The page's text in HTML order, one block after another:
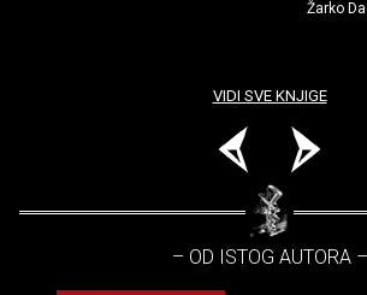
Žarko
VIDI SVE KNJIGE
– OD ISTOG AUTORA –